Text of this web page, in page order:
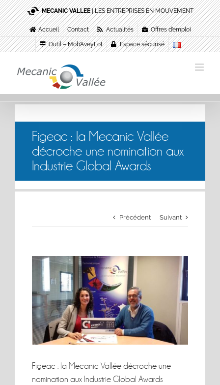
Passer
au
contenu
MECANIC VALLEE| LES ENTREPRISES EN MOUVEMENT
Accueil Contact Actualités Offres d’emploi
Outil – Mob’AveyLot Espace sécurisé
Figeac : la Mecanic Vallée
décroche une nomination aux
Industrie Global Awards
Précédent Suivant
Voir
l'image
agrandie
Figeac : la Mecanic Vallée décroche une
nomination aux Industrie Global Awards